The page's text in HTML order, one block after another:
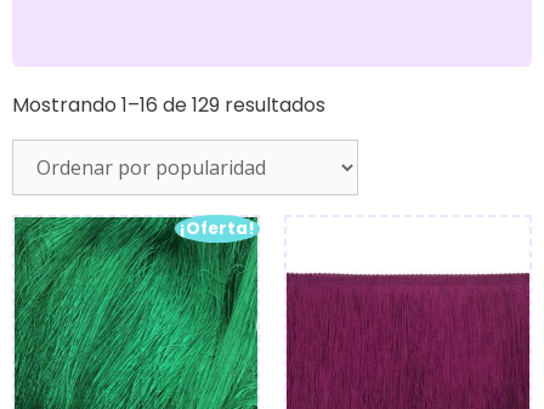
Mostrando 1–16 de 129 resultados
¡Oferta!